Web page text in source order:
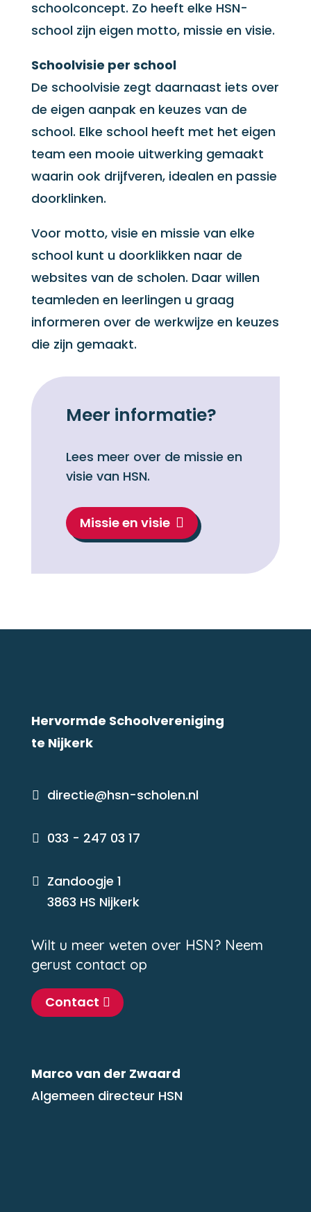
schoolconcept. Zo heeft elke HSN-
school zijn eigen motto, missie en visie.
Schoolvisie per school
De schoolvisie zegt daarnaast iets over
de eigen aanpak en keuzes van de
school. Elke school heeft met het eigen
team een mooie uitwerking gemaakt
waarin ook drijfveren, idealen en passie
doorklinken.
Voor motto, visie en missie van elke
school kunt u doorklikken naar de
websites van de scholen. Daar willen
teamleden en leerlingen u graag
informeren over de werkwijze en keuzes
die zijn gemaakt.
Meer informatie?
Lees meer over de missie en
visie van HSN.
Missie en visie 
Hervormde Schoolvereniging
te Nijkerk
 directie@hsn-scholen.nl
 033 - 247 03 17

Zandoogje 1
3863 HS Nijkerk
Wilt u meer weten over HSN? Neem
gerust contact op
Contact
Marco van der Zwaard
Algemeen directeur HSN